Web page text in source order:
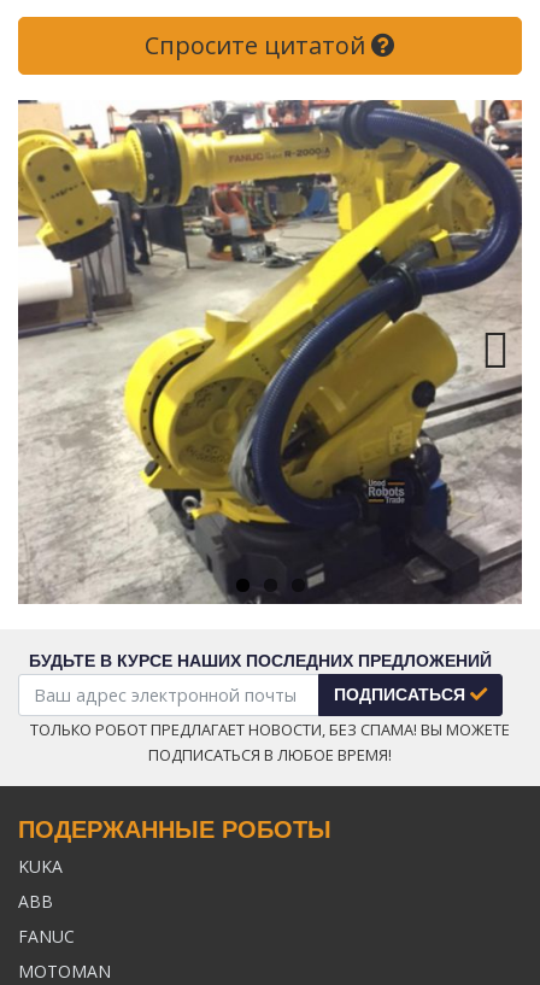
Спросите цитатой
Next
БУДЬТЕ В КУРСЕ НАШИХ ПОСЛЕДНИХ ПРЕДЛОЖЕНИЙ
ПОДПИСАТЬСЯ
ТОЛЬКО РОБОТ ПРЕДЛАГАЕТ НОВОСТИ, БЕЗ СПАМА! ВЫ МОЖЕТЕ
ПОДПИСАТЬСЯ В ЛЮБОЕ ВРЕМЯ!
ПОДЕРЖАННЫЕ РОБОТЫ
KUKA
ABB
FANUC
MOTOMAN